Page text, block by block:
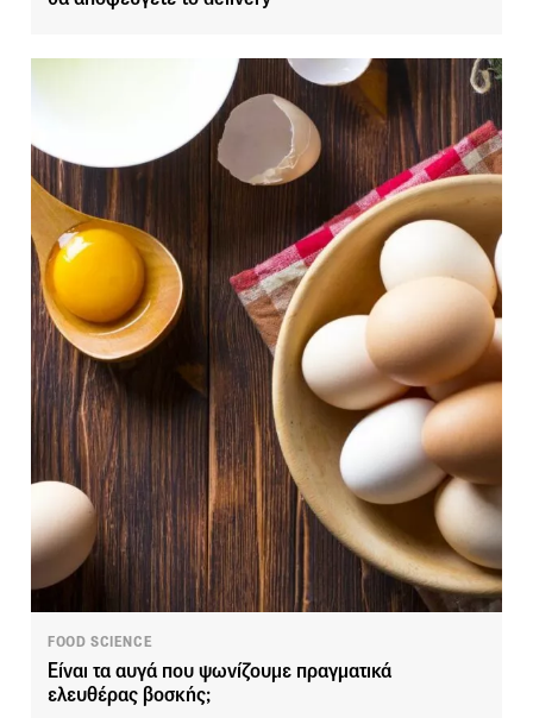
FOOD SCIENCE
Είναι τα αυγά που ψωνίζουμε πραγματικά
ελευθέρας βοσκής;